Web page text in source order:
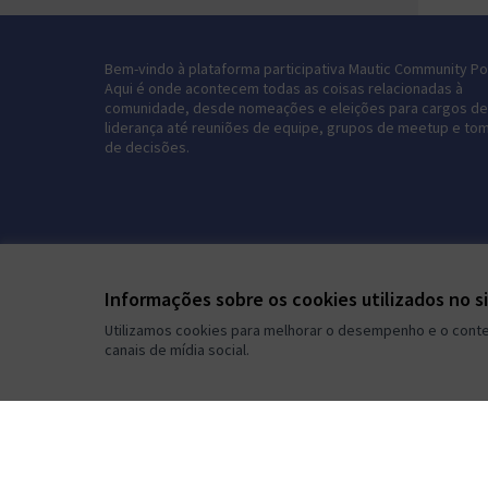
Informações sobre os cookies utilizados no
Utilizamos cookies para melhorar o desempenho e o
canais de mídia social.
Bem-vindo à plataforma participativa Mautic Community
Aqui é onde acontecem todas as coisas relacionadas à
comunidade, desde nomeações e eleições para cargos de
liderança até reuniões de equipe, grupos de meetup e
de decisões.